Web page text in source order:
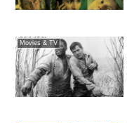
Movies & TV